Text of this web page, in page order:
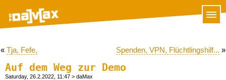
« Tja, Fefe, Spenden, VPN, Flüchtlingshilf... »
Auf dem Weg zur Demo
Saturday, 26.2.2022, 11:47 > daMax